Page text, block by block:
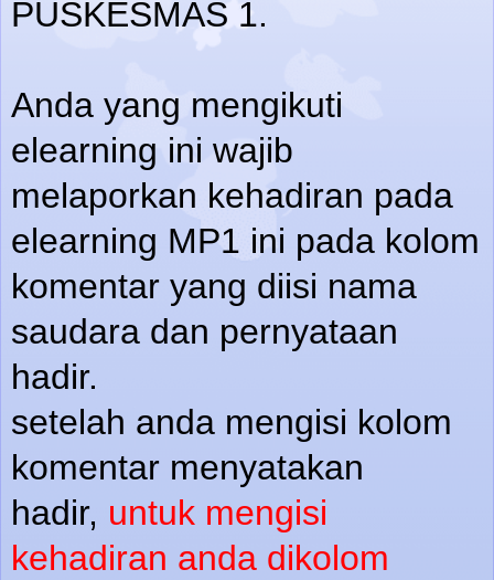
PUSKESMAS 1.
Anda yang mengikuti
elearning ini wajib
melaporkan kehadiran pada
elearning MP1 ini pada kolom
komentar yang diisi nama
saudara dan pernyataan
hadir.
setelah anda mengisi kolom
komentar menyatakan
hadir, untuk mengisi
kehadiran anda dikolom